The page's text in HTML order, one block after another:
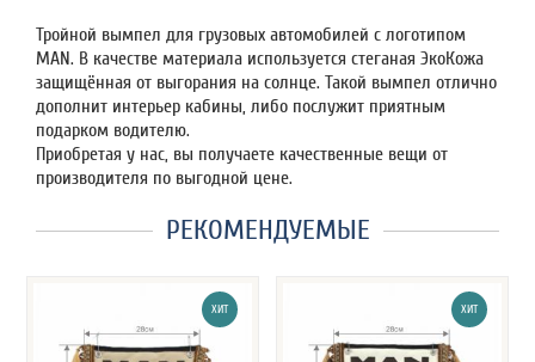
Тройной вымпел для грузовых автомобилей с логотипом
MAN. В качестве материала используется стеганая ЭкоКожа
защищённая от выгорания на солнце. Такой вымпел отлично
дополнит интерьер кабины, либо послужит приятным
подарком водителю.
Приобретая у нас, вы получаете качественные вещи от
производителя по выгодной цене.
РЕКОМЕНДУЕМЫЕ
ХИТ ХИТ